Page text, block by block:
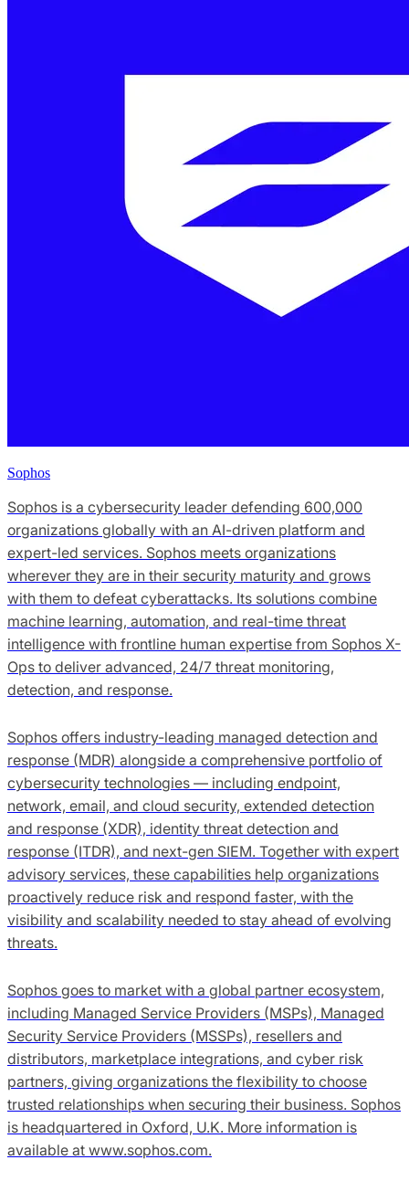
Sophos
Sophos is a cybersecurity leader defending 600,000
organizations globally with an AI-driven platform and
expert-led services. Sophos meets organizations
wherever they are in their security maturity and grows
with them to defeat cyberattacks. Its solutions combine
machine learning, automation, and real-time threat
intelligence with frontline human expertise from Sophos X-
Ops to deliver advanced, 24/7 threat monitoring,
detection, and response.
Sophos offers industry-leading managed detection and
response (MDR) alongside a comprehensive portfolio of
cybersecurity technologies — including endpoint,
network, email, and cloud security, extended detection
and response (XDR), identity threat detection and
response (ITDR), and next-gen SIEM. Together with expert
advisory services, these capabilities help organizations
proactively reduce risk and respond faster, with the
visibility and scalability needed to stay ahead of evolving
threats.
Sophos goes to market with a global partner ecosystem,
including Managed Service Providers (MSPs), Managed
Security Service Providers (MSSPs), resellers and
distributors, marketplace integrations, and cyber risk
partners, giving organizations the flexibility to choose
trusted relationships when securing their business. Sophos
is headquartered in Oxford, U.K. More information is
available at www.sophos.com.